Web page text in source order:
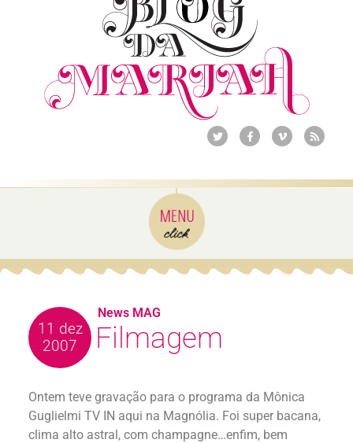
11 dez
2007
Filmagem
Ontem teve gravação para o programa da Mônica
Guglielmi TV IN aqui na Magnólia. Foi super bacana,
clima alto astral, com champagne…enfim, bem
News MAG